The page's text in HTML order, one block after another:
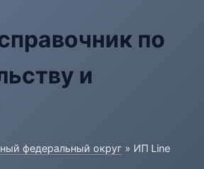
по
и
федеральный округ » ИП Line